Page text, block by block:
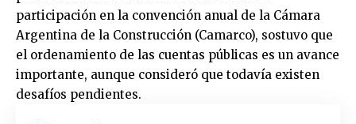
participación en la convención anual de la Cámara
Argentina de la Construcción (Camarco), sostuvo que
el ordenamiento de las cuentas públicas es un avance
importante, aunque consideró que todavía existen
desafíos pendientes.